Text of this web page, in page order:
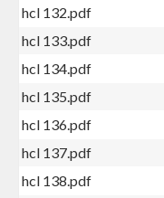
hcl 132.pdf
hcl 133.pdf
hcl 134.pdf
hcl 135.pdf
hcl 136.pdf
hcl 137.pdf
hcl 138.pdf